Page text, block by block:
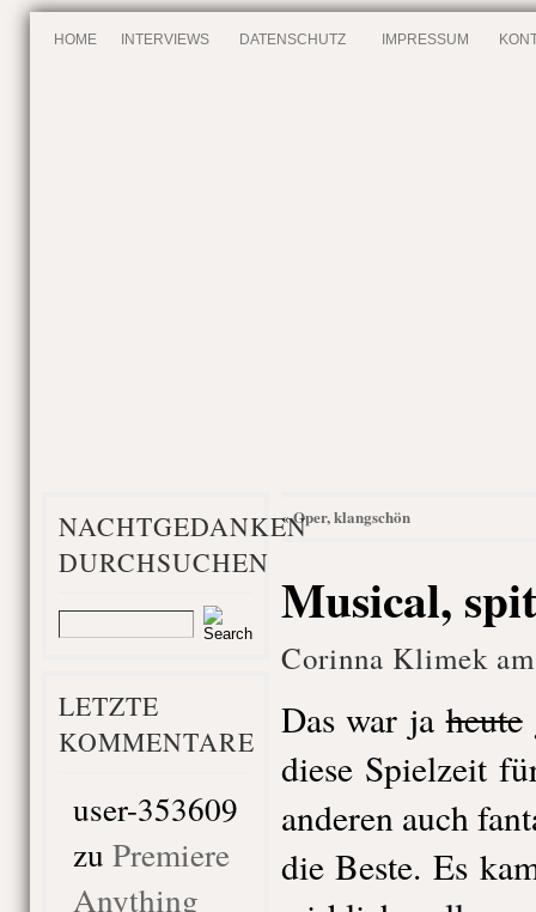
HOME INTERVIEWS DATENSCHUTZ IMPRESSUM
NACHTGEDANKEN
DURCHSUCHEN
LETZTE
KOMMENTARE
user-353609
zu Premiere
Anything
«Oper, klangschön
Musical,
Corinna Klimek
Das war jaheute
diese Spielzeit
anderen auch
die Beste. Es